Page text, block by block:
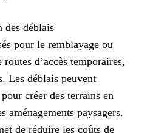
des déblais
pour le remblayage ou
d’accès temporaires,
Les déblais peuvent
créer des terrains en
aménagements paysagers.
de réduire les coûts de